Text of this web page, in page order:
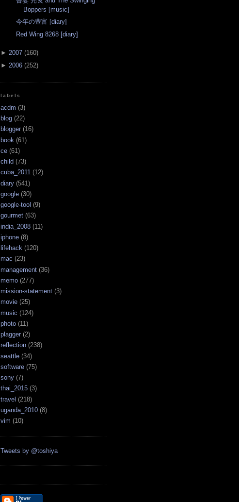
Boppers [music]
今年の豊富 [diary]
Red Wing 8268 [diary]
► 2007 (160)
► 2006 (252)
labels
acdm (3)
blog (22)
blogger (16)
book (61)
ce (61)
child (73)
cuba_2011 (12)
diary (541)
google (30)
google-tool (9)
gourmet (63)
india_2008 (11)
iphone (8)
lifehack (120)
mac (23)
management (36)
memo (277)
mission-statement (3)
movie (25)
music (124)
photo (11)
plagger (2)
reflection (238)
seattle (34)
software (75)
sony (7)
thai_2015 (3)
travel (218)
uganda_2010 (8)
vim (10)
Tweets by @toshiya